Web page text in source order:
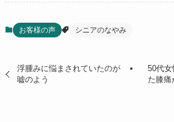
お客様の声 シニアのなやみ
浮腫みに悩まされていたのが
嘘のよう
50代女
た膝痛